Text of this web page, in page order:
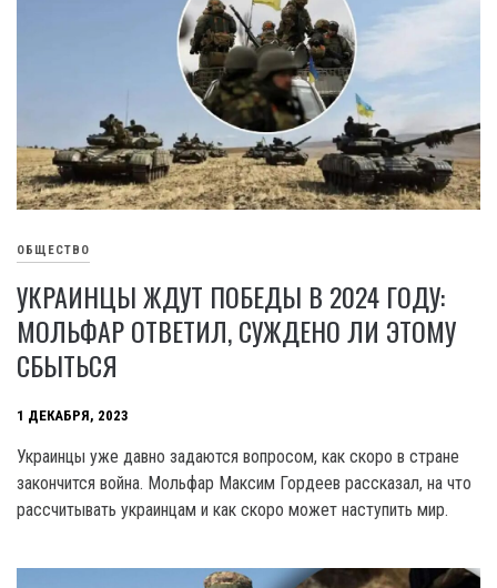
ОБЩЕСТВО
УКРАИНЦЫ ЖДУТ ПОБЕДЫ В 2024 ГОДУ:
МОЛЬФАР ОТВЕТИЛ, СУЖДЕНО ЛИ ЭТОМУ
СБЫТЬСЯ
1 ДЕКАБРЯ, 2023
Украинцы уже давно задаются вопросом, как скоро в стране
закончится война. Мольфар Максим Гордеев рассказал, на что
рассчитывать украинцам и как скоро может наступить мир.